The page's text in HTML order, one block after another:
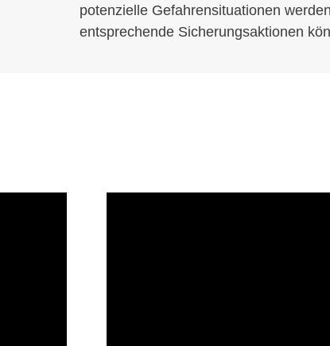
potenzielle Gefahrensituationen
entsprechende Sicherungsaktionen